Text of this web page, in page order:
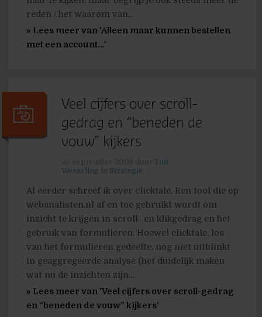
reden / het waarom van...
» Lees meer van 'Alleen maar kunnen bestellen
met een account…'
Veel cijfers over scroll-
gedrag en “beneden de
vouw” kijkers
Ton
Wesseling
Strategie
Al eerder schreef ik over clicktale. Een tool die op
webanalisten.nl af en toe gebruikt wordt om
inzicht te krijgen in scroll- en klikgedrag en het
gebruik van formulieren. Hoewel clicktale, los
van het formulieren gedeelte, nog niet uitblinkt
in geaggregeerde analyse (het duidelijk maken
wat nu de inzichten zijn...
» Lees meer van 'Veel cijfers over scroll-gedrag
en “beneden de vouw” kijkers'